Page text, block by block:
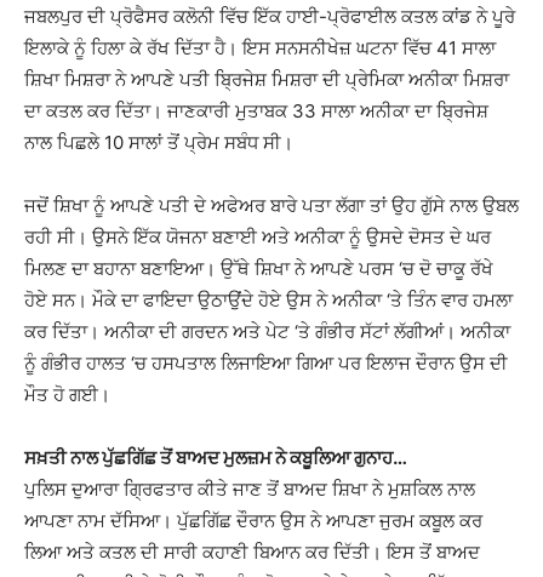
ਜਬਲਪੁਰ ਦੀ ਪ੍ਰੋਫੈਸਰ ਕਲੋਨੀ ਵਿੱਚ ਇੱਕ ਹਾਈ-ਪ੍ਰੋਫਾਈਲ ਕਤਲ ਕਾਂਡ ਨੇ ਪੂਰੇ
ਇਲਾਕੇ ਨੂੰ ਹਿਲਾ ਕੇ ਰੱਖ ਦਿੱਤਾ ਹੈ। ਇਸ ਸਨਸਨੀਖੇਜ਼ ਘਟਨਾ ਵਿੱਚ 41 ਸਾਲਾ
ਸ਼ਿਖਾ ਮਿਸ਼ਰਾ ਨੇ ਆਪਣੇ ਪਤੀ ਬ੍ਰਿਜੇਸ਼ ਮਿਸ਼ਰਾ ਦੀ ਪ੍ਰੇਮਿਕਾ ਅਨੀਕਾ ਮਿਸ਼ਰਾ
ਦਾ ਕਤਲ ਕਰ ਦਿੱਤਾ। ਜਾਣਕਾਰੀ ਮੁਤਾਬਕ 33 ਸਾਲਾ ਅਨੀਕਾ ਦਾ ਬ੍ਰਿਜੇਸ਼
ਨਾਲ ਪਿਛਲੇ 10 ਸਾਲਾਂ ਤੋਂ ਪ੍ਰੇਮ ਸਬੰਧ ਸੀ।
ਜਦੋਂ ਸ਼ਿਖਾ ਨੂੰ ਆਪਣੇ ਪਤੀ ਦੇ ਅਫੇਅਰ ਬਾਰੇ ਪਤਾ ਲੱਗਾ ਤਾਂ ਉਹ ਗੁੱਸੇ ਨਾਲ ਉਬਲ
ਰਹੀ ਸੀ। ਉਸਨੇ ਇੱਕ ਯੋਜਨਾ ਬਣਾਈ ਅਤੇ ਅਨੀਕਾ ਨੂੰ ਉਸਦੇ ਦੋਸਤ ਦੇ ਘਰ
ਮਿਲਣ ਦਾ ਬਹਾਨਾ ਬਣਾਇਆ। ਉੱਥੇ ਸ਼ਿਖਾ ਨੇ ਆਪਣੇ ਪਰਸ ‘ਚ ਦੋ ਚਾਕੂ ਰੱਖੇ
ਹੋਏ ਸਨ। ਮੌਕੇ ਦਾ ਫਾਇਦਾ ਉਠਾਉਂਦੇ ਹੋਏ ਉਸ ਨੇ ਅਨੀਕਾ ‘ਤੇ ਤਿੰਨ ਵਾਰ ਹਮਲਾ
ਕਰ ਦਿੱਤਾ। ਅਨੀਕਾ ਦੀ ਗਰਦਨ ਅਤੇ ਪੇਟ ‘ਤੇ ਗੰਭੀਰ ਸੱਟਾਂ ਲੱਗੀਆਂ। ਅਨੀਕਾ
ਨੂੰ ਗੰਭੀਰ ਹਾਲਤ ‘ਚ ਹਸਪਤਾਲ ਲਿਜਾਇਆ ਗਿਆ ਪਰ ਇਲਾਜ ਦੌਰਾਨ ਉਸ ਦੀ
ਮੌਤ ਹੋ ਗਈ।
ਸਖ਼ਤੀ ਨਾਲ ਪੁੱਛਗਿੱਛ ਤੋਂ ਬਾਅਦ ਮੁਲਜ਼ਮ ਨੇ ਕਬੂਲਿਆ ਗੁਨਾਹ…
ਪੁਲਿਸ ਦੁਆਰਾ ਗ੍ਰਿਫਤਾਰ ਕੀਤੇ ਜਾਣ ਤੋਂ ਬਾਅਦ ਸ਼ਿਖਾ ਨੇ ਮੁਸ਼ਕਿਲ ਨਾਲ
ਆਪਣਾ ਨਾਮ ਦੱਸਿਆ। ਪੁੱਛਗਿੱਛ ਦੌਰਾਨ ਉਸ ਨੇ ਆਪਣਾ ਜੁਰਮ ਕਬੂਲ ਕਰ
ਲਿਆ ਅਤੇ ਕਤਲ ਦੀ ਸਾਰੀ ਕਹਾਣੀ ਬਿਆਨ ਕਰ ਦਿੱਤੀ। ਇਸ ਤੋਂ ਬਾਅਦ